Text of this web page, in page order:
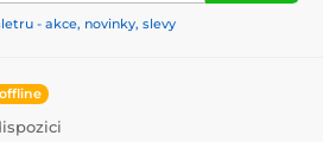
- akce, novinky, slevy
offline